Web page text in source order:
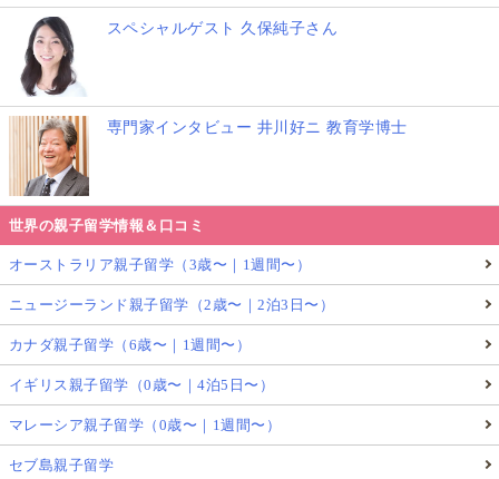
スペシャルゲスト 久保純子さん
専門家インタビュー 井川好ニ 教育学博士
世界の親子留学情報＆口コミ
オーストラリア親子留学（3歳〜｜1週間〜）
ニュージーランド親子留学（2歳〜｜2泊3日〜）
カナダ親子留学（6歳〜｜1週間〜）
イギリス親子留学（0歳〜｜4泊5日〜）
マレーシア親子留学（0歳〜｜1週間〜）
セブ島親子留学